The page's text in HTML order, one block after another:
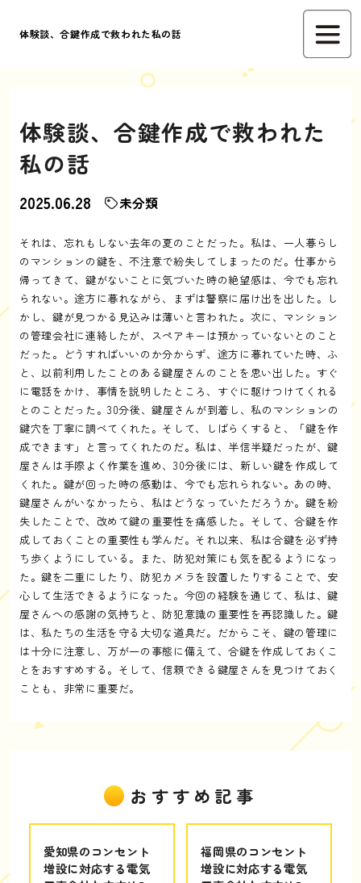
体験談、合鍵作成で救われた私の話
体験談、合鍵作成で救われた
私の話
2025.06.28 未分類
それは、忘れもしない去年の夏のことだった。私は、一人暮らし
のマンションの鍵を、不注意で紛失してしまったのだ。仕事から
帰ってきて、鍵がないことに気づいた時の絶望感は、今でも忘れ
られない。途方に暮れながら、まずは警察に届け出を出した。し
かし、鍵が見つかる見込みは薄いと言われた。次に、マンション
の管理会社に連絡したが、スペアキーは預かっていないとのこと
だった。どうすればいいのか分からず、途方に暮れていた時、ふ
と、以前利用したことのある鍵屋さんのことを思い出した。すぐ
に電話をかけ、事情を説明したところ、すぐに駆けつけてくれる
とのことだった。30分後、鍵屋さんが到着し、私のマンションの
鍵穴を丁寧に調べてくれた。そして、しばらくすると、「鍵を作
成できます」と言ってくれたのだ。私は、半信半疑だったが、鍵
屋さんは手際よく作業を進め、30分後には、新しい鍵を作成して
くれた。鍵が回った時の感動は、今でも忘れられない。あの時、
鍵屋さんがいなかったら、私はどうなっていただろうか。鍵を紛
失したことで、改めて鍵の重要性を痛感した。そして、合鍵を作
成しておくことの重要性も学んだ。それ以来、私は合鍵を必ず持
ち歩くようにしている。また、防犯対策にも気を配るようになっ
た。鍵を二重にしたり、防犯カメラを設置したりすることで、安
心して生活できるようになった。今回の経験を通じて、私は、鍵
屋さんへの感謝の気持ちと、防犯意識の重要性を再認識した。鍵
は、私たちの生活を守る大切な道具だ。だからこそ、鍵の管理に
は十分に注意し、万が一の事態に備えて、合鍵を作成しておくこ
とをおすすめする。そして、信頼できる鍵屋さんを見つけておく
ことも、非常に重要だ。
おすすめ記事
愛知県のコンセント
増設に対応する電気
福岡県のコンセント
増設に対応する電気